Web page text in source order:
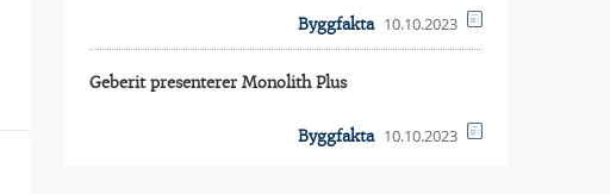
Byggfakta 10.10.2023
Geberit presenterer Monolith Plus
Byggfakta 10.10.2023